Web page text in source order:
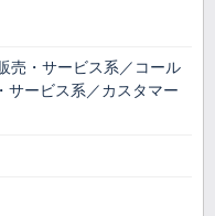
売・サービス系／コール
サービス系／カスタマー